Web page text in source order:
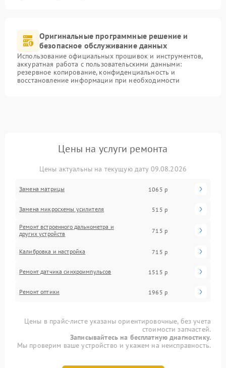
Оригинальные программные решение и
безопасное обслуживание данных
Использование официальных прошивок и инструментов,
аккуратная работа с пользовательскими данными:
резервное копирование, конфиденциальность и
восстановление информации при необходимости
Цены на услуги ремонта
Цены актуальны на текущую дату 09.08.2026
Замена матрицы 1065 р
Замена микросхемы усилителя 515 р
Ремонт встроенного дальнометра и
других устройств
715 р
Калибровка и настройка 715 р
Ремонт датчика синхроимпульсов 1515 р
Ремонт оптики 1965 р
Цены в прайс-листе указаны ориентировочные, без учета
стоимости запчастей.
Записывайтесь на бесплатную диагностику.
Мы проверим ваше устройство и укажем на неисправность.